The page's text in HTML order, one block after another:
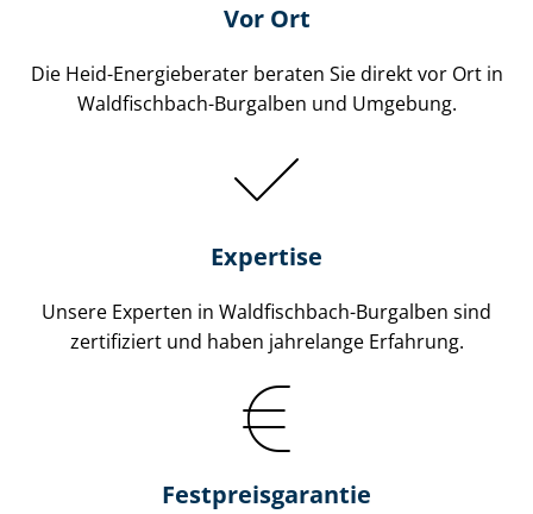
Vor Ort
Die Heid-Energieberater beraten Sie direkt vor Ort in
Waldfischbach-Burgalben und Umgebung.
Expertise
Unsere Experten in Waldfischbach-Burgalben sind
zertifiziert und haben jahrelange Erfahrung.
Fest­preis­ga­ran­tie